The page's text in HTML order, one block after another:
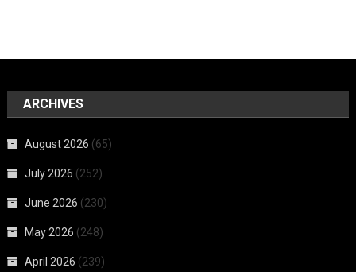
ARCHIVES
August 2026 (65)
July 2026 (252)
June 2026 (230)
May 2026 (248)
April 2026 (239)